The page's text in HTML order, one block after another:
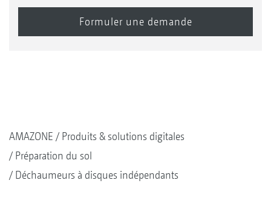
AMAZONE
Produits & solutions digitales
Préparation du sol
Déchaumeurs à disques indépendants